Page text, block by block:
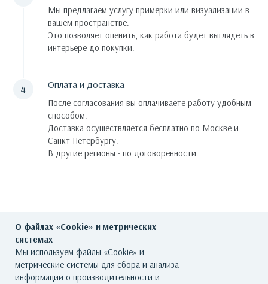
Мы предлагаем услугу примерки или визуализации в
вашем пространстве.
Это позволяет оценить, как работа будет выглядеть в
интерьере до покупки.
Оплата и доставка
После согласования вы оплачиваете работу удобным
способом.
Доставка осуществляется бесплатно по Москве и
Санкт-Петербургу.
В другие регионы - по договоренности.
ГЛАВНАЯ О ГАЛЕРЕЕ ХУДОЖНИКИ
О файлах «Cookie» и метрических
системах
Мы используем файлы «Cookie» и
метрические системы для сбора и анализа
информации о производительности и